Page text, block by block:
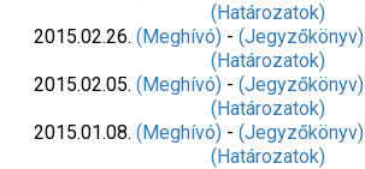
(Határozatok)
2015.02.26. (Meghívó) - (Jegyzőkönyv)
(Határozatok)
2015.02.05. (Meghívó) - (Jegyzőkönyv)
(Határozatok)
2015.01.08. (Meghívó) - (Jegyzőkönyv)
(Határozatok)